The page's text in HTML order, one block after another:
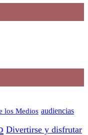
los Medios audiencias
Divertirse y disfrutar